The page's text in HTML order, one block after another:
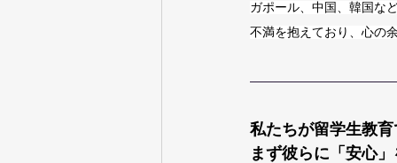
ガポール、中国、韓国な
不満を抱えており、心の
私たちが留学生教
まず彼らに「安心